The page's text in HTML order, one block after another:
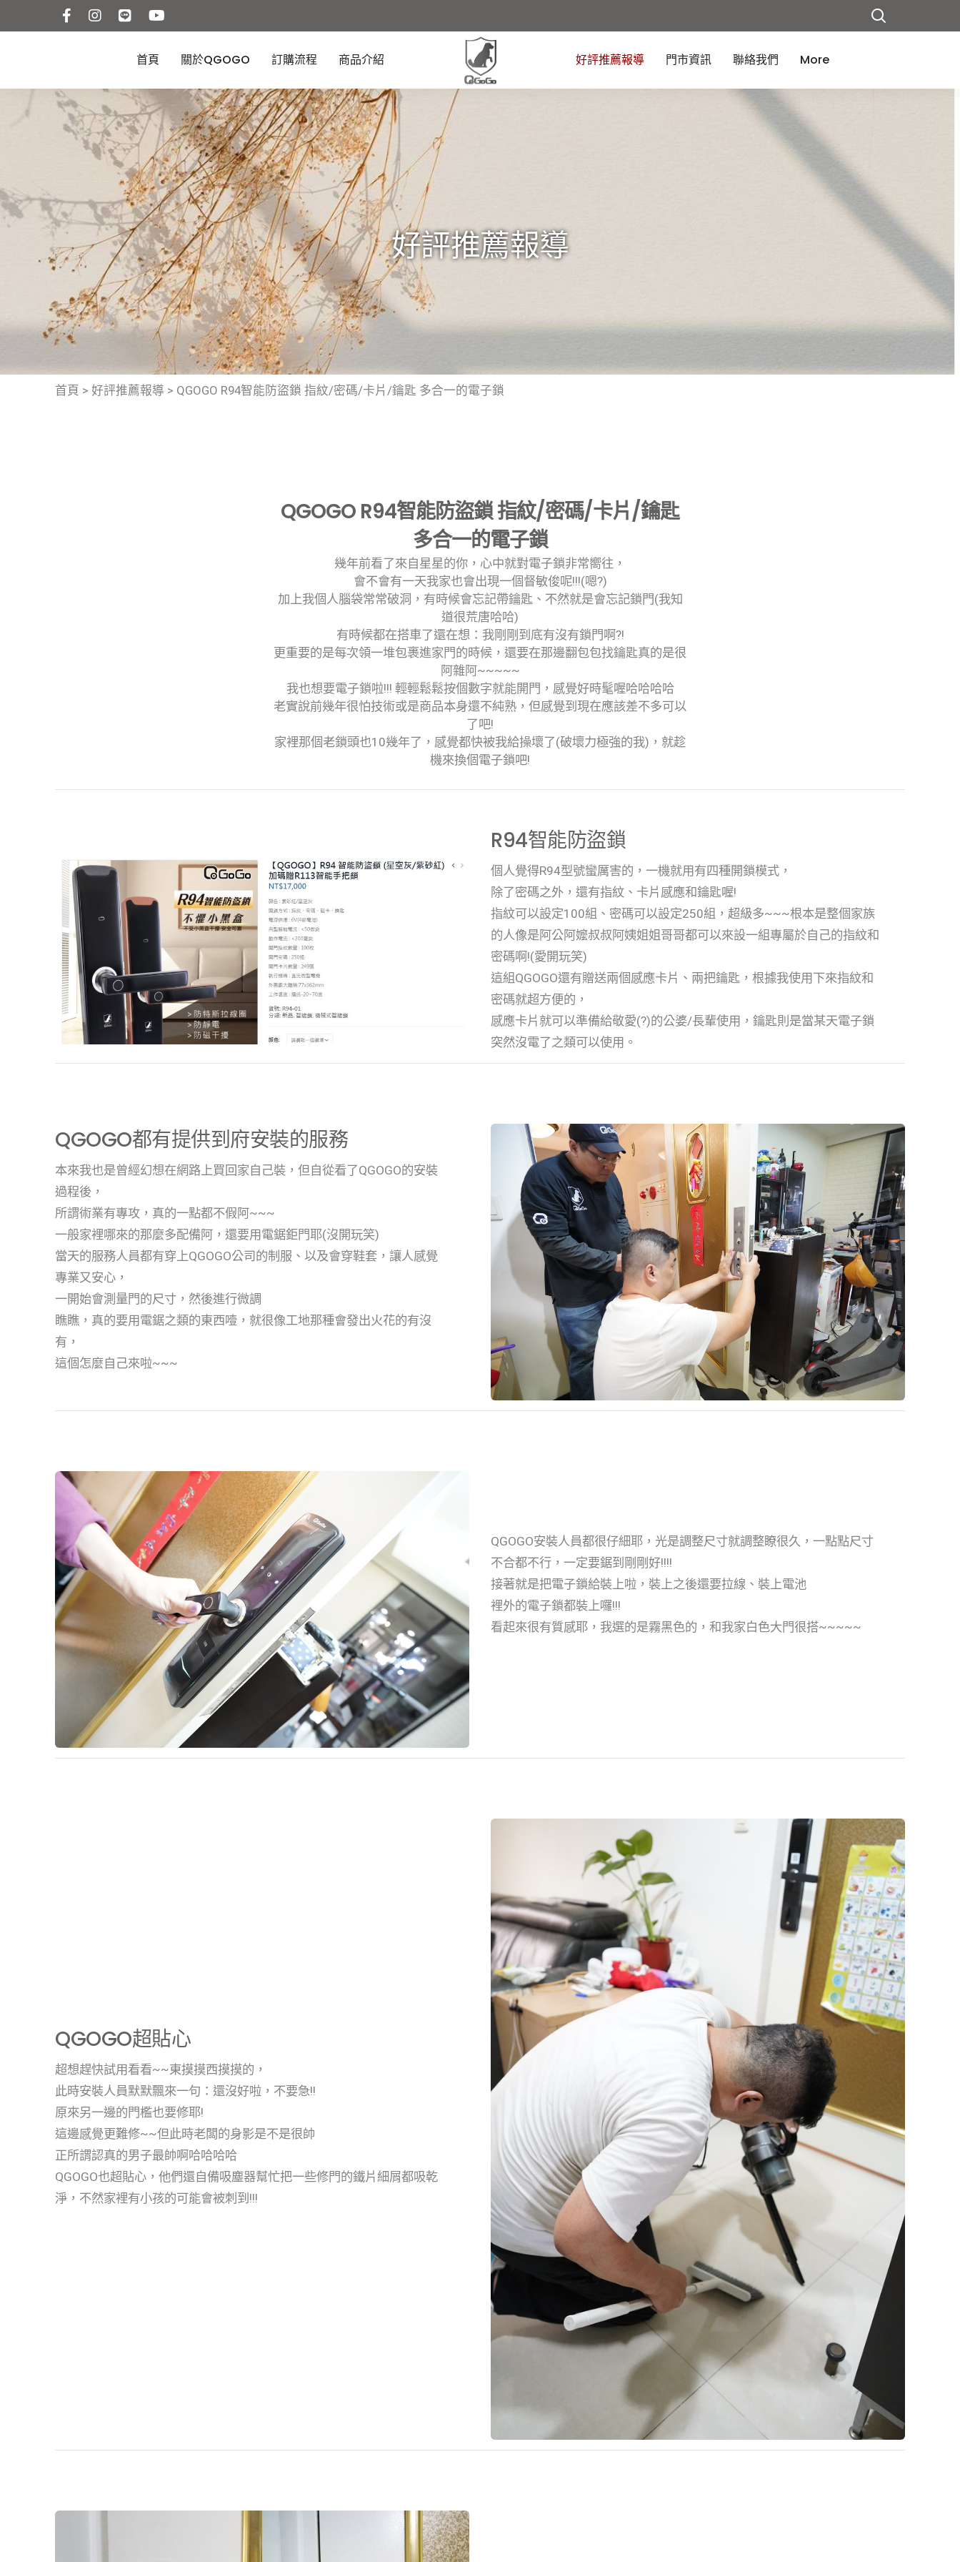
首頁 關於QGOGO 訂購流程 商品介紹 好評推薦報導 門市資訊 聯絡我們 More
好評推薦報導
首頁 > 好評推薦報導 > QGOGO R94智能防盜鎖 指紋/密碼/卡片/鑰匙 多合一的電子鎖
QGOGO R94智能防盜鎖 指紋/密碼/卡片/鑰匙
多合一的電子鎖
幾年前看了來自星星的你，心中就對電子鎖非常嚮往，
會不會有一天我家也會出現一個督敏俊呢!!!(嗯?)
加上我個人腦袋常常破洞，有時候會忘記帶鑰匙、不然就是會忘記鎖門(我知
道很荒唐哈哈)
有時候都在搭車了還在想：我剛剛到底有沒有鎖門啊?!
更重要的是每次領一堆包裹進家門的時候，還要在那邊翻包包找鑰匙真的是很
阿雜阿~~~~~
我也想要電子鎖啦!!! 輕輕鬆鬆按個數字就能開門，感覺好時髦喔哈哈哈哈
老實說前幾年很怕技術或是商品本身還不純熟，但感覺到現在應該差不多可以
了吧!
家裡那個老鎖頭也10幾年了，感覺都快被我給操壞了(破壞力極強的我)，就趁
機來換個電子鎖吧!
R94智能防盜鎖
個人覺得R94型號蠻厲害的，一機就用有四種開鎖模式，
除了密碼之外，還有指紋、卡片感應和鑰匙喔!
指紋可以設定100組、密碼可以設定250組，超級多~~~根本是整個家族
的人像是阿公阿嬤叔叔阿姨姐姐哥哥都可以來設一組專屬於自己的指紋和
密碼啊!(愛開玩笑)
這組QGOGO還有贈送兩個感應卡片、兩把鑰匙，根據我使用下來指紋和
密碼就超方便的，
感應卡片就可以準備給敬愛(?)的公婆/長輩使用，鑰匙則是當某天電子鎖
突然沒電了之類可以使用。
QGOGO都有提供到府安裝的服務
本來我也是曾經幻想在網路上買回家自己裝，但自從看了QGOGO的安裝
過程後，
所謂術業有專攻，真的一點都不假阿~~~
一般家裡哪來的那麼多配備阿，還要用電鋸鉅門耶(沒開玩笑)
當天的服務人員都有穿上QGOGO公司的制服、以及會穿鞋套，讓人感覺
專業又安心，
一開始會測量門的尺寸，然後進行微調
瞧瞧，真的要用電鋸之類的東西噎，就很像工地那種會發出火花的有沒
有，
這個怎麼自己來啦~~~
QGOGO安裝人員都很仔細耶，光是調整尺寸就調整瞭很久，一點點尺寸
不合都不行，一定要鋸到剛剛好!!!!
接著就是把電子鎖給裝上啦，裝上之後還要拉線、裝上電池
裡外的電子鎖都裝上囉!!!
看起來很有質感耶，我選的是霧黑色的，和我家白色大門很搭~~~~~
QGOGO超貼心
超想趕快試用看看~~東摸摸西摸摸的，
此時安裝人員默默飄來一句：還沒好啦，不要急!!
原來另一邊的門檻也要修耶!
這邊感覺更難修~~但此時老闆的身影是不是很帥
正所謂認真的男子最帥啊哈哈哈哈
QGOGO也超貼心，他們還自備吸塵器幫忙把一些修門的鐵片細屑都吸乾
淨，不然家裡有小孩的可能會被刺到!!!